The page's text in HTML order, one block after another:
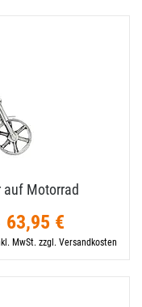
auf Motorrad
63,95 €
MwSt. zzgl. Versandkosten